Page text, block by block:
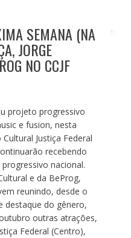
SEMANA (NA
JORGE
NO CCJF
projeto progressivo
e fusion, nesta
Justiça Federal
recebendo
nacional.
e da BeProg,
reunindo, desde o
destaque do gênero,
outras atrações,
Federal (Centro),